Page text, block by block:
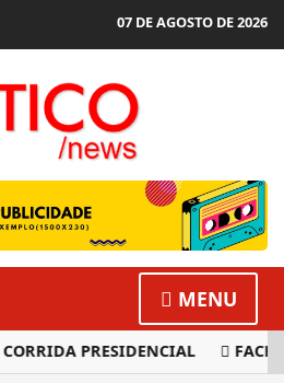
07 DE AGOSTO DE 2026
MENU
PRESIDENCIAL FACHIN: